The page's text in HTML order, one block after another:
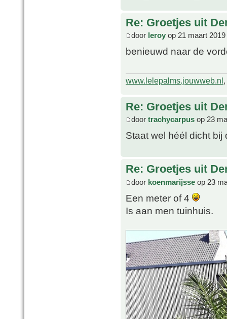
Re: Groetjes uit
door leroy op 21 maart
benieuwd naar de
www.lelepalms.jouwweb.nl
Re: Groetjes uit
door trachycarpus op 23
Staat wel héél dicht bij
Re: Groetjes uit
door koenmarijsse op 23
Een meter of 4
Is aan men tuinhuis.